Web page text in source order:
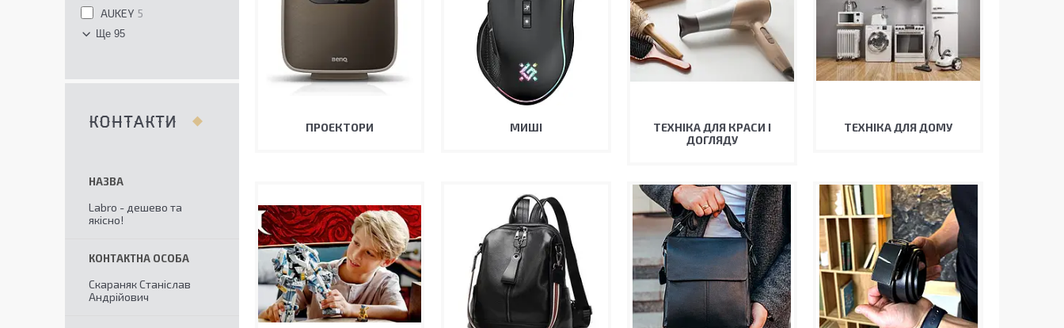
ПРОЕКТОРИ МИШІ
ТЕХНІКА ДЛЯ КРАСИ І
ДОГЛЯДУ
ТЕХНІКА ДЛЯ ДОМУ
AUKEY 5
Ще 95
КОНТАКТИ
Labro - дешево та
якісно!
Скараняк Станіслав
Андрійович